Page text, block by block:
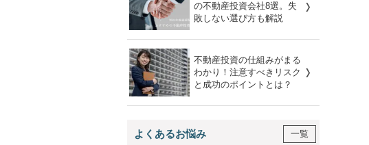
の不動産投資会社8選。失
敗しない選び方も解説
不動産投資の仕組みがまる
わかり！注意すべきリスク
と成功のポイントとは？
よくあるお悩み 一覧